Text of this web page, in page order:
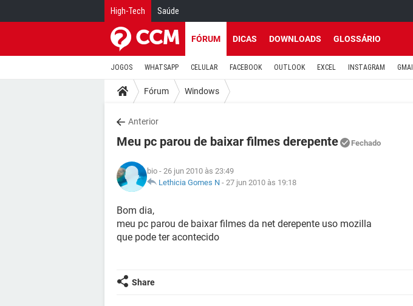
High-Tech Saúde
FÓRUM DICAS DOWNLOADS GLOSSÁRIO
JOGOS WHATSAPP CELULAR FACEBOOK OUTLOOK EXCEL INSTAGRAM
Fórum Windows
Anterior
Meu pc parou de baixar filmes derepente Fechado
bio - 26 jun 2010 às 23:49
Lethicia Gomes N - 27 jun 2010 às 19:18
Bom dia,
meu pc parou de baixar filmes da net derepente uso mozilla
que pode ter acontecido
Share